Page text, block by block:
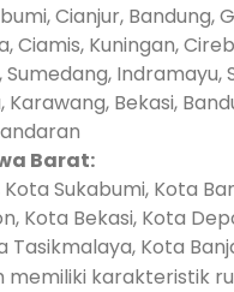
Cianjur, Bandung,
Ciamis, Kuningan,
Sumedang, Indramayu,
Bekasi,
Barat:
Sukabumi, Kota
Kota Bekasi, Kota
Tasikmalaya, Kota
memiliki karakteristik